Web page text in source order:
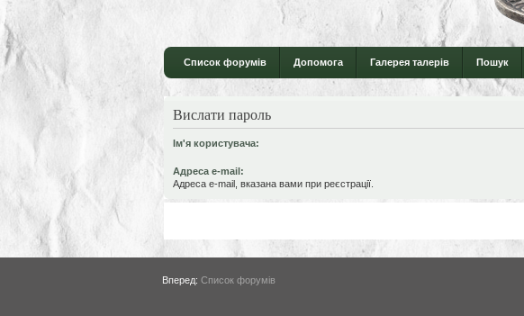
Список форумів Допомога Галерея талерів Пошук
Вислати пароль
Ім'я користувача:
Адреса e-mail:
Адреса e-mail, вказана вами при реєстрації.
Вперед: Список форумів